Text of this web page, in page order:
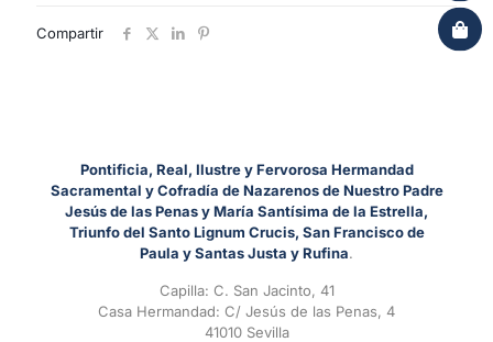
Compartir
Pontificia, Real, Ilustre y Fervorosa Hermandad
Sacramental y Cofradía de Nazarenos de Nuestro Padre
Jesús de las Penas y María Santísima de la Estrella,
Triunfo del Santo Lignum Crucis, San Francisco de
Paula y Santas Justa y Rufina.
Capilla: C. San Jacinto, 41
Casa Hermandad: C/ Jesús de las Penas, 4
41010 Sevilla